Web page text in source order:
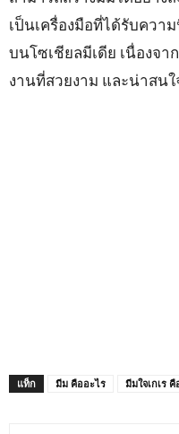
เป็นเครื่องมือที่ได้รับควา
บนโซเชียลมีเดีย เนื่องจ
งานที่สวยงาม และน่าสน
แท็ก มีม คืออะไร มีมใจเกเร คื